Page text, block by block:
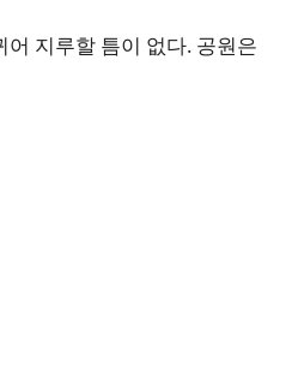
지루할 틈이 없다. 공원은